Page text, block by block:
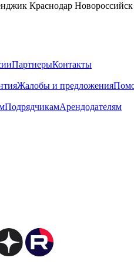
Краснодар Новороссийск
ПартнерыКонтакты
Жалобы и предложения
ПодрядчикамАрендодателям